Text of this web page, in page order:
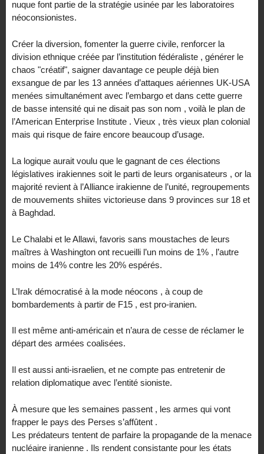
nuque font partie de la stratégie usinée par les laboratoires
néoconsionistes.
Créer la diversion, fomenter la guerre civile, renforcer la
division ethnique créée par l’institution fédéraliste , générer le
chaos "créatif", saigner davantage ce peuple déjà bien
exsangue de par les 13 années d’attaques aériennes UK-USA
menées simultanément avec l’embargo et dans cette guerre
de basse intensité qui ne disait pas son nom , voilà le plan de
l’American Enterprise Institute . Vieux , très vieux plan colonial
mais qui risque de faire encore beaucoup d’usage.
La logique aurait voulu que le gagnant de ces élections
législatives irakiennes soit le parti de leurs organisateurs , or la
majorité revient à l’Alliance irakienne de l’unité, regroupements
de mouvements shiites victorieuse dans 9 provinces sur 18 et
à Baghdad.
Le Chalabi et le Allawi, favoris sans moustaches de leurs
maîtres à Washington ont recueilli l’un moins de 1% , l’autre
moins de 14% contre les 20% espérés.
L’Irak démocratisé à la mode néocons , à coup de
bombardements à partir de F15 , est pro-iranien.
Il est même anti-américain et n’aura de cesse de réclamer le
départ des armées coalisées.
Il est aussi anti-israelien, et ne compte pas entretenir de
relation diplomatique avec l’entité sioniste.
À mesure que les semaines passent , les armes qui vont
frapper le pays des Perses s’affûtent .
Les prédateurs tentent de parfaire la propagande de la menace
nucléaire iranienne . Ils rendent consistante pour les états